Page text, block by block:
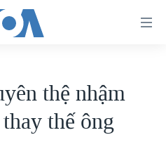
thệ nhậm
thế ông